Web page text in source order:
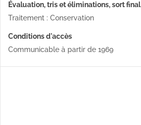
Évaluation, tris et éliminations, sort final
Traitement : Conservation
Conditions d'accès
Communicable à partir de 1969